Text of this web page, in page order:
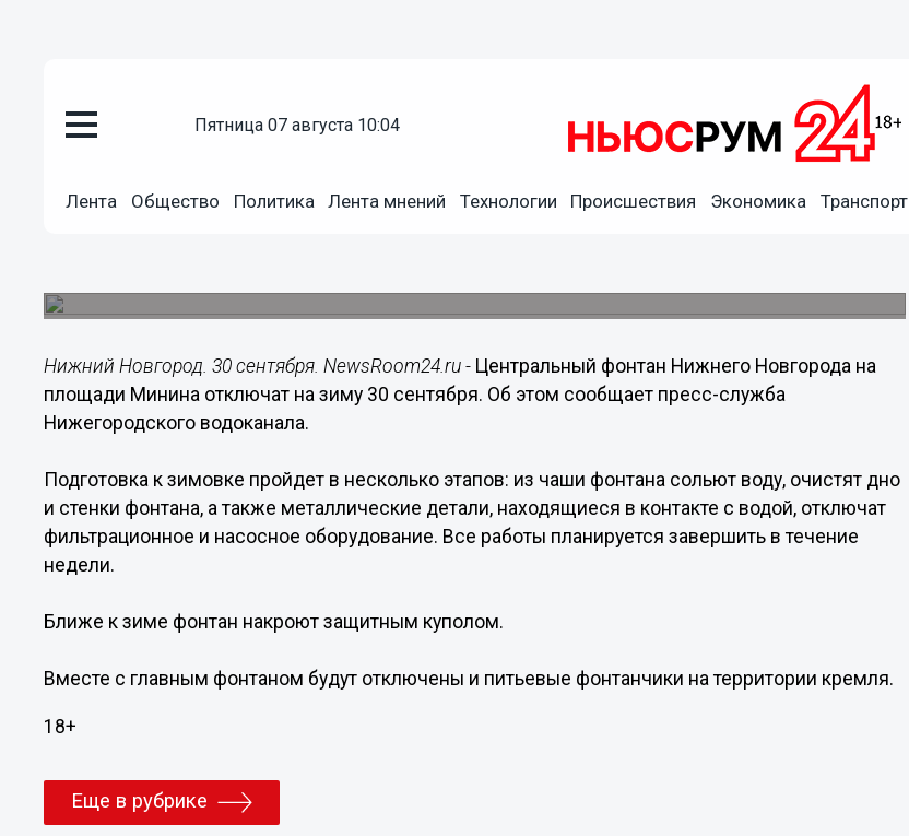
пятница 07 августа 10:04
Лента Общество Политика Лента мнений Технологии Происшествия Экономика Транспорт
Центральный фонтан Нижнего Новгорода на площади
Нижний Новгород. 30 сентября. NewsRoom24.ru - Центральный фонтан Нижнего Новгорода на
площади Минина отключат на зиму 30 сентября. Об этом сообщает пресс-служба
Нижегородского водоканала.
Подготовка к зимовке пройдет в несколько этапов: из чаши фонтана сольют воду, очистят дно
и стенки фонтана, а также металлические детали, находящиеся в контакте с водой, отключат
фильтрационное и насосное оборудование. Все работы планируется завершить в течение
недели.
Ближе к зиме фонтан накроют защитным куполом.
Вместе с главным фонтаном будут отключены и питьевые фонтанчики на территории кремля.
18+
Еще в рубрике